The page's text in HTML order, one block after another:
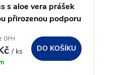
s aloe vera prášek
přirozenou podporu
DPH
/ ks DO KOŠÍKU